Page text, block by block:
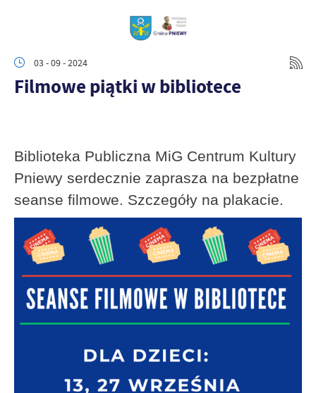
03 - 09 - 2024
Filmowe piątki w bibliotece
Biblioteka Publiczna MiG Centrum Kultury
Pniewy serdecznie zaprasza na bezpłatne
seanse filmowe. Szczegóły na plakacie.